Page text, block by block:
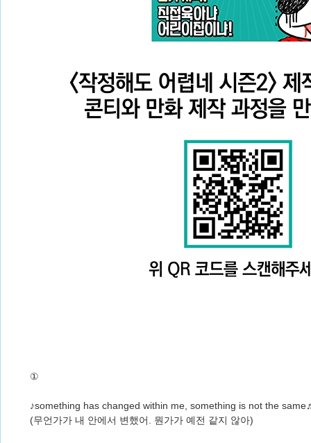
①
♪something has changed within me, something is not the
(무언가가 내 안에서 변했어. 뭔가가 예전 같지 않아)